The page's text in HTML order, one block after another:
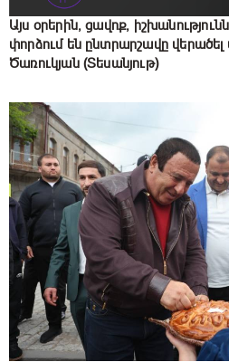
Այս օրերին, ցավոք,
փորձում են ընտրարշավը
Ծառուկյան (Տեսանյութ)